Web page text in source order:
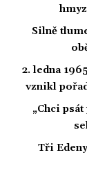
Silně
2. ledna
vznikl
„Chci
Tři